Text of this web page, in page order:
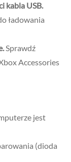
kabla USB.
ładowania
Sprawdź
Accessories
jest
(dioda